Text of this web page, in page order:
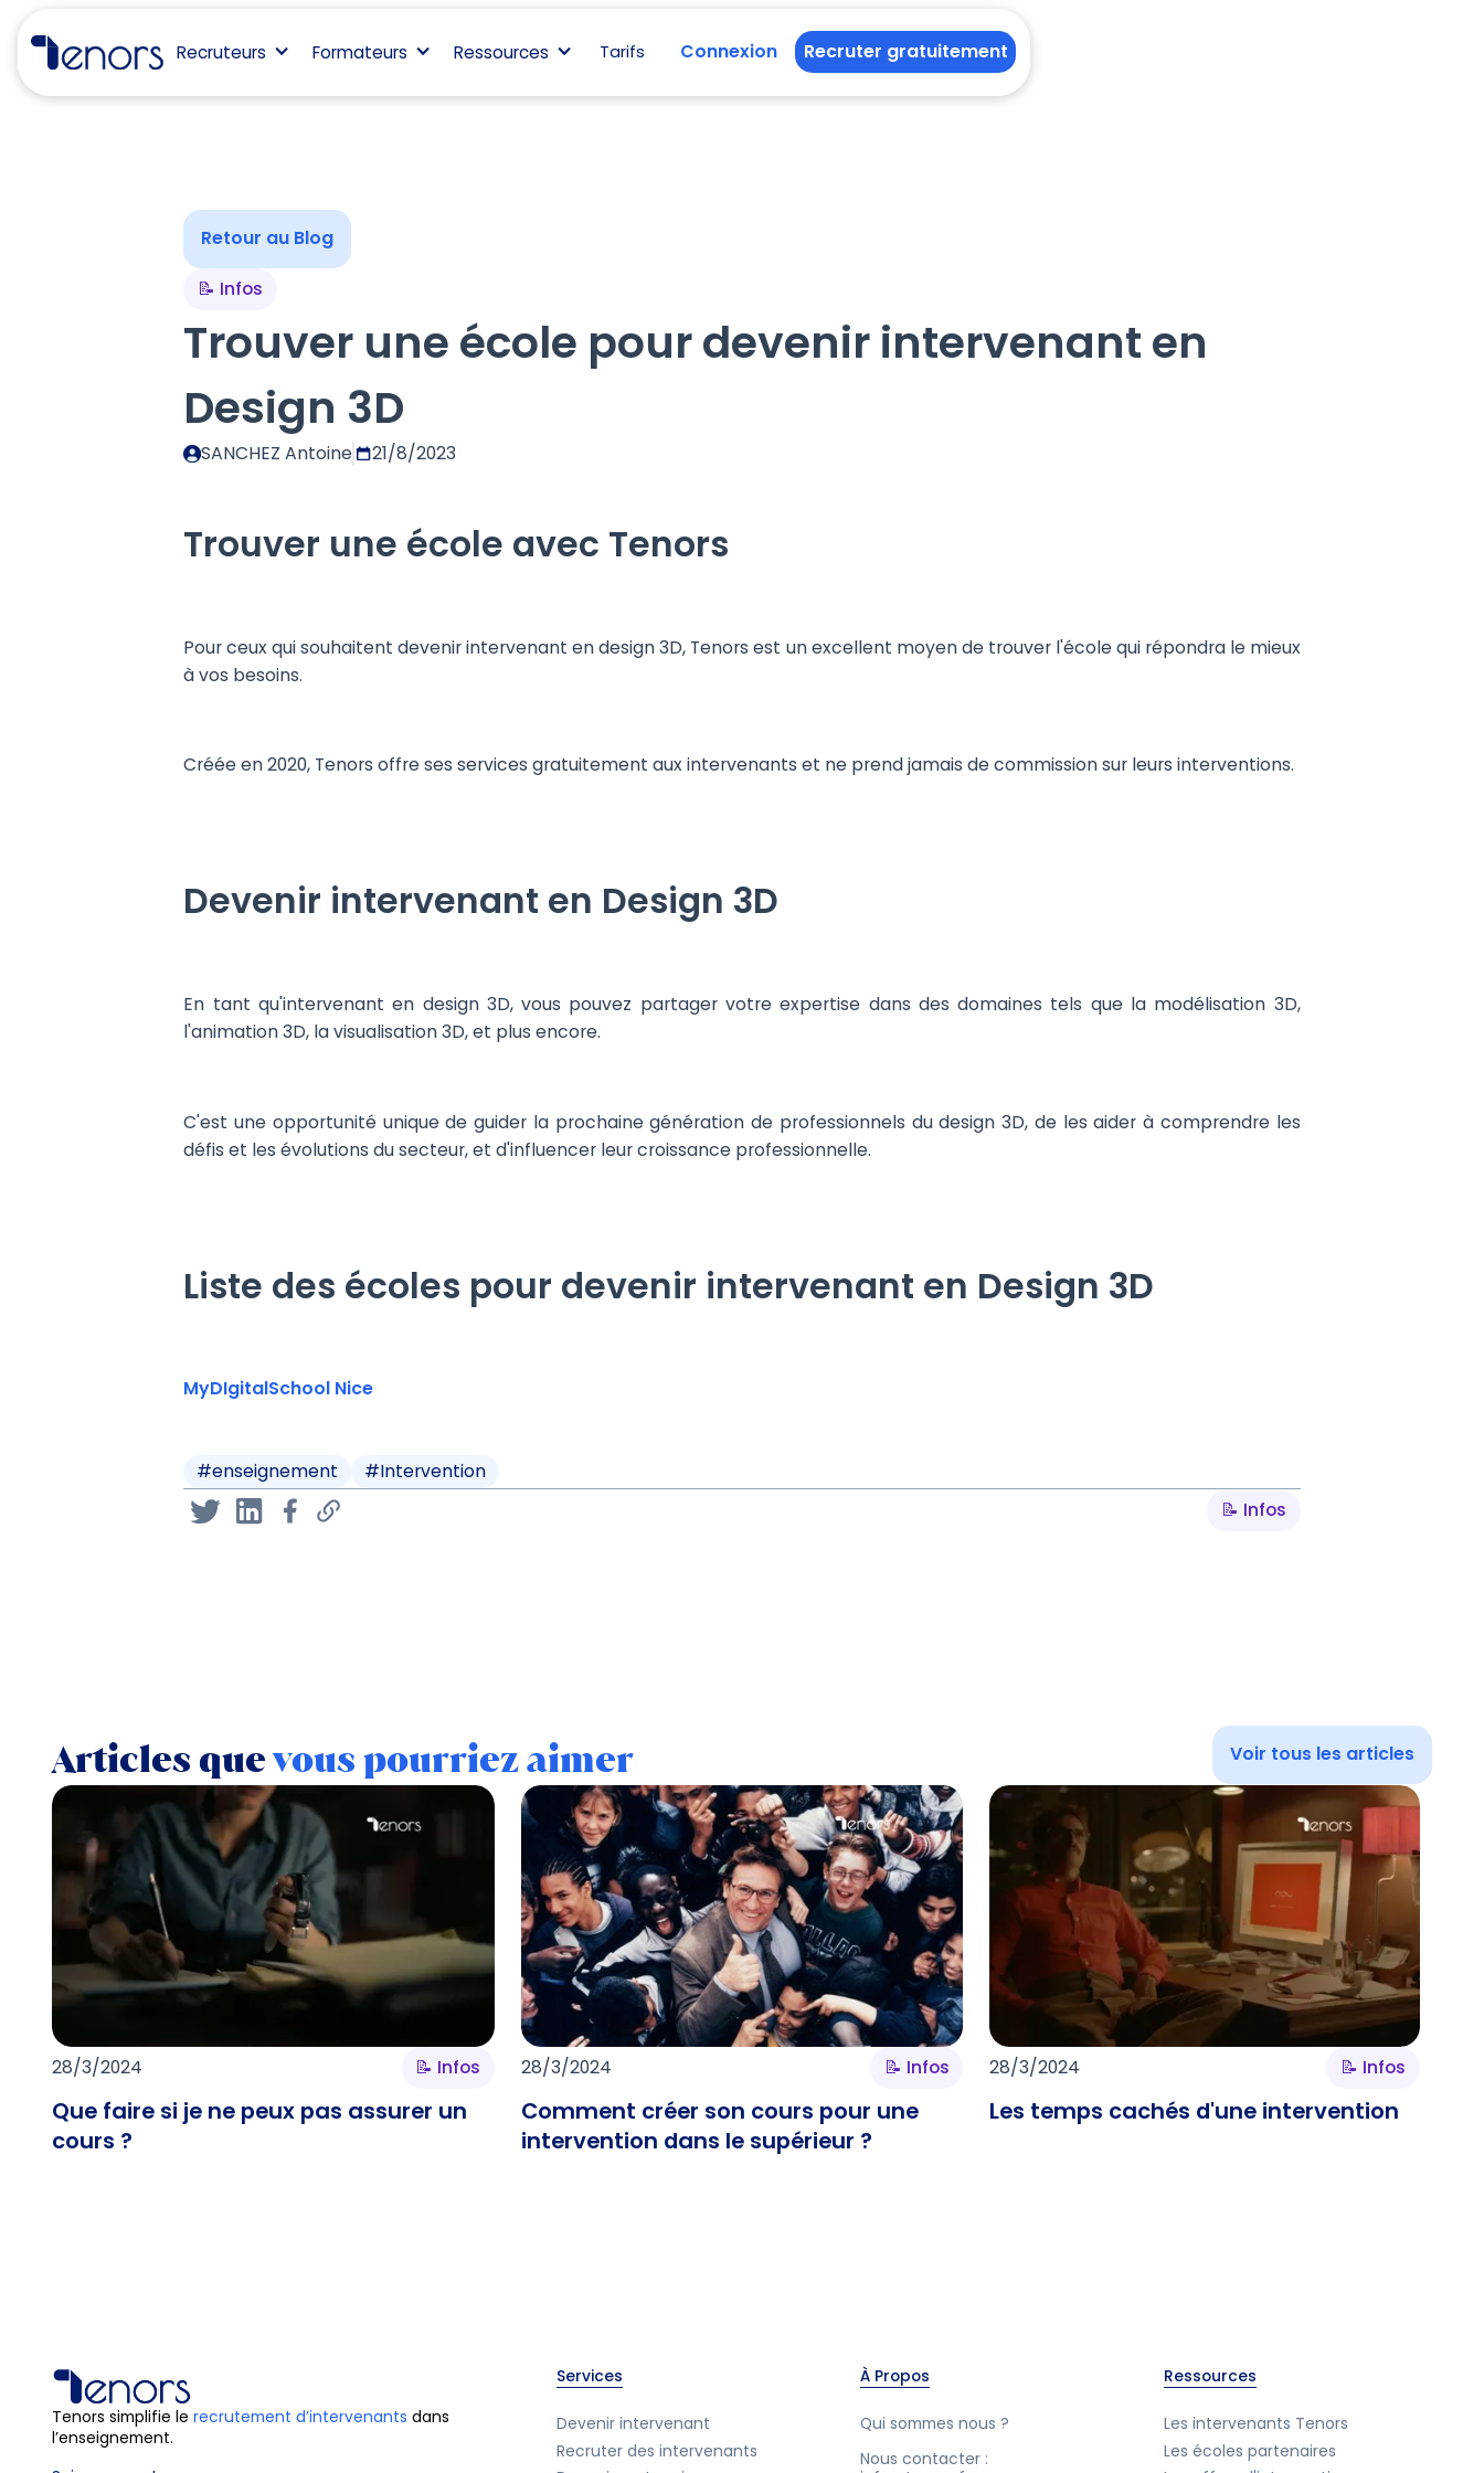
Recruteurs Formateurs Ressources Tarifs Connexion Recruter gratuitement
Retour au Blog
📝 Infos
Trouver une école pour devenir intervenant en
Design 3D
SANCHEZ Antoine 21/8/2023
Trouver une école avec Tenors
Pour ceux qui souhaitent devenir intervenant en design 3D, Tenors est un excellent moyen de trouver l'école qui répondra le mieux
à vos besoins.
Créée en 2020, Tenors offre ses services gratuitement aux intervenants et ne prend jamais de commission sur leurs interventions.
Devenir intervenant en Design 3D
En tant qu'intervenant en design 3D, vous pouvez partager votre expertise dans des domaines tels que la modélisation 3D,
l'animation 3D, la visualisation 3D, et plus encore.
C'est une opportunité unique de guider la prochaine génération de professionnels du design 3D, de les aider à comprendre les
défis et les évolutions du secteur, et d'influencer leur croissance professionnelle.
Liste des écoles pour devenir intervenant en Design 3D
MyDIgitalSchool Nice
#enseignement #Intervention
📝 Infos
Articles quevous pourriez aimer Voir tous les articles
28/3/2024 📝 Infos
Que faire si je ne peux pas assurer un
cours ?
28/3/2024 📝 Infos
Comment créer son cours pour une
intervention dans le supérieur ?
28/3/2024 📝 Infos
Les temps cachés d'une intervention
Tenors simplifie lerecrutement d’intervenants dans
l’enseignement.
Services
Devenir intervenant
Recruter des intervenants
À Propos
Qui sommes nous ?
Nous contacter :
Ressources
Les intervenants Tenors
Les écoles partenaires